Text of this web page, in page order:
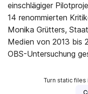
einschlägiger
14 renommierten
Monika Grütters,
Medien von 2013 bis
OBS-Untersuchung
Turn static